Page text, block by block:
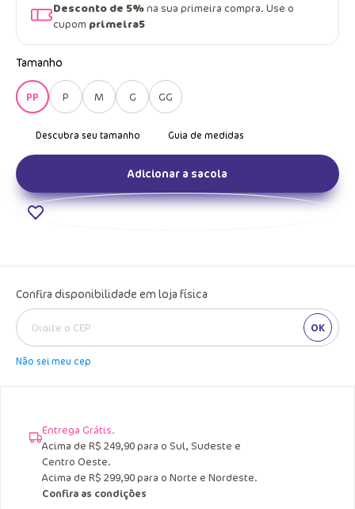
Desconto de 5%na sua primeira compra. Use o
cupom primeira5
Tamanho
PP P M G GG
Adicionar a sacola
Confira disponibilidade em loja física
OK
Não sei meu cep
Entrega Grátis.
Acima de R$ 249,90 para o Sul, Sudeste e
Centro Oeste.
Acima de R$ 299,90 para o Norte e Nordeste.
Confira as condições